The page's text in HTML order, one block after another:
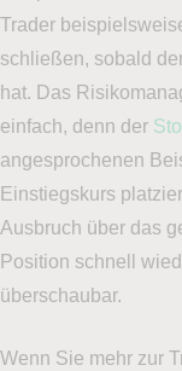
Trader
schließen, sobald
hat. Das
einfach, denn der
angesprochenen
Einstiegskurs
Ausbruch über das
Position schnell
überschaubar.
Wenn Sie mehr zur